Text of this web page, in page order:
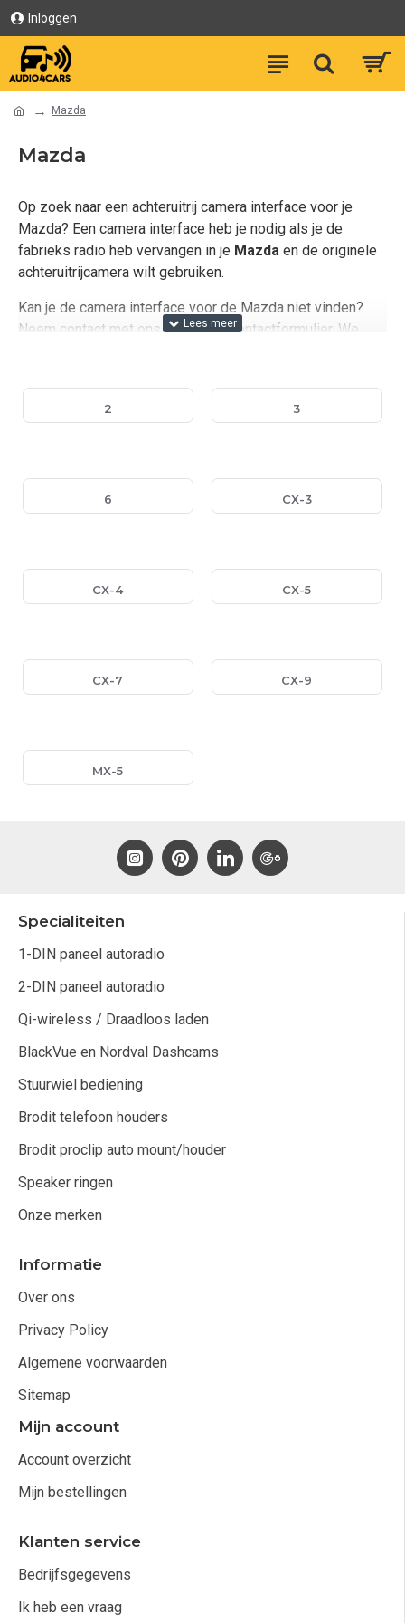
Inloggen
Mazda
Mazda
Op zoek naar een achteruitrij camera interface voor je
Mazda? Een camera interface heb je nodig als je de
fabrieks radio heb vervangen in je Mazda en de originele
achteruitrijcamera wilt gebruiken.
Kan je de camera interface voor de Mazda niet vinden?
Neem contact met ons op via het contactformulier. We
2 3
6 CX-3
CX-4 CX-5
CX-7 CX-9
MX-5
Specialiteiten
1-DIN paneel autoradio
2-DIN paneel autoradio
Qi-wireless / Draadloos laden
BlackVue en Nordval Dashcams
Stuurwiel bediening
Brodit telefoon houders
Brodit proclip auto mount/houder
Speaker ringen
Onze merken
Informatie
Over ons
Privacy Policy
Algemene voorwaarden
Sitemap
Mijn account
Account overzicht
Mijn bestellingen
Klanten service
Bedrijfsgegevens
Ik heb een vraag